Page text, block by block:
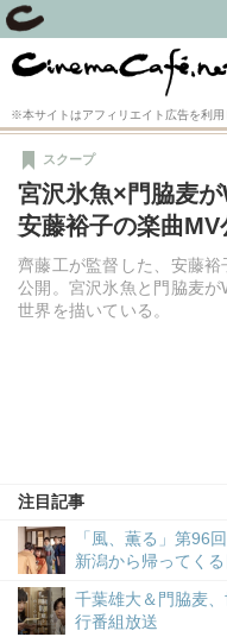
※本サイトはアフィリエイト広告を利用
宮沢氷魚×門脇麦
安藤裕子の楽曲MV
齊藤工が監督した、安藤
公開。宮沢氷魚と門脇麦
世界を描いている。
スクープ
注目記事
「風、薫る」第96
新潟から帰ってく
千葉雄大＆門脇麦
行番組放送